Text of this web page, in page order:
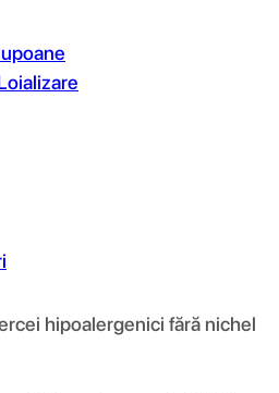
hipoalergenici fără nichel